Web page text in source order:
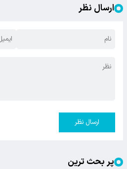
ارسال نظر
ارسال نظر
پر بحث ترین